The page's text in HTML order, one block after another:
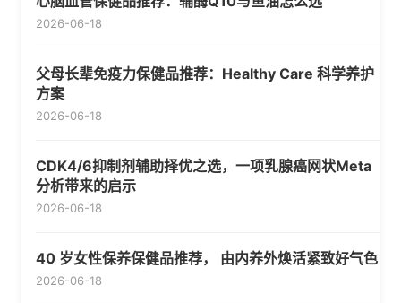
2026-06-18
父母长辈免疫力保健品推荐：Healthy Care 科学养护
方案
2026-06-18
CDK4/6抑制剂辅助择优之选，一项乳腺癌网状Meta
分析带来的启示
2026-06-18
40 岁女性保养保健品推荐， 由内养外焕活紧致好气色
2026-06-18